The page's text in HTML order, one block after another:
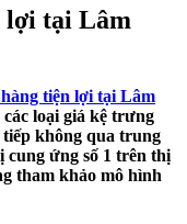
lợi tại Lâm
tiện lợi tại Lâm
loại giá kệ trưng
không qua trung
cung ứng số 1 trên thị
tham khảo mô hình